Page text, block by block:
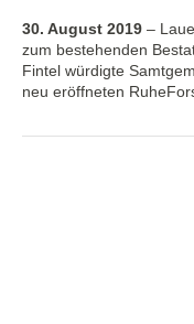
30. August 2019 –
zum bestehenden
Fintel würdigte
neu eröffneten